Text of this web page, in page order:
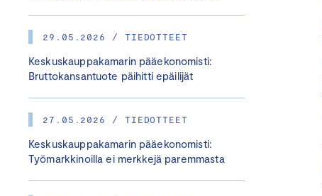
29.05.2026 / TIEDOTTEET
Keskuskauppakamarin pääekonomisti:
Bruttokansantuote päihitti epäilijät
27.05.2026 / TIEDOTTEET
Keskuskauppakamarin pääekonomisti:
Työmarkkinoilla ei merkkejä paremmasta